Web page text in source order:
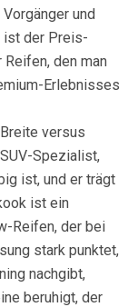
und
ist der Preis-
den man
Erlebnisses
versus
Spezialist,
ist, und er trägt
ist ein
Reifen, der bei
stark punktet,
nachgibt,
beruhigt, der